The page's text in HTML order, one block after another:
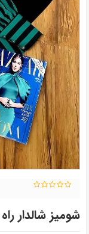
شومیز شالدار